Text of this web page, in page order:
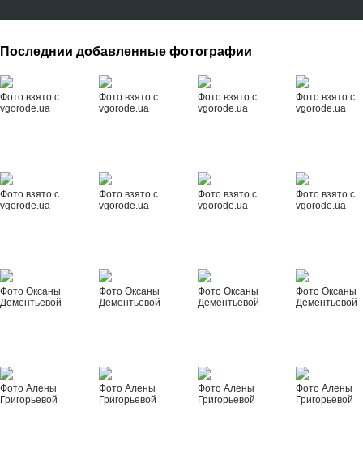
Последнии добавленные фотографии
Фото взято с
vgorode.ua
Фото взято с
vgorode.ua
Фото взято с
vgorode.ua
Фото взято с
vgorode.ua
Фото взято с
vgorode.ua
Фото взято с
vgorode.ua
Фото взято с
vgorode.ua
Фото взято с
vgorode.ua
Фото Оксаны
Дементьевой
Фото Оксаны
Дементьевой
Фото Оксаны
Дементьевой
Фото Оксаны
Дементьевой
Фото Алены
Григорьевой
Фото Алены
Григорьевой
Фото Алены
Григорьевой
Фото Алены
Григорьевой